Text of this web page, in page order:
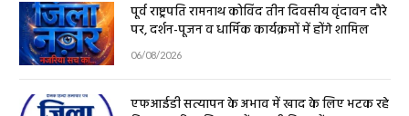
पूर्व राष्ट्रपति रामनाथ कोविंद तीन दिवसीय वृंदावन दौरे
पर, दर्शन-पूजन व धार्मिक कार्यक्रमों में होंगे शामिल
06/08/2026
एफआईडी सत्यापन के अभाव में खाद के लिए भटक रहे